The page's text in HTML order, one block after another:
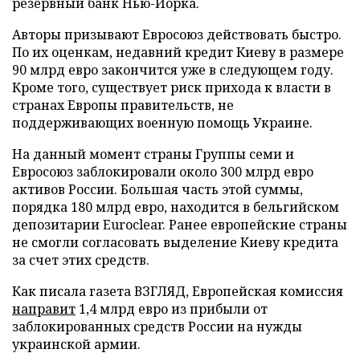
Авторы призывают Евросоюз действовать быстро.
По их оценкам, недавний кредит Киеву в размере
90 млрд евро закончится уже в следующем году.
Кроме того, существует риск прихода к власти в
странах Европы правительств, не
поддерживающих военную помощь Украине.
На данный момент страны Группы семи и
Евросоюз заблокировали около 300 млрд евро
активов России. Большая часть этой суммы,
порядка 180 млрд евро, находится в бельгийском
депозитарии Euroclear. Ранее европейские страны
не смогли согласовать выделение Киеву кредита
за счет этих средств.
Как писала газета ВЗГЛЯД, Европейская комиссия
направит 1,4 млрд евро из прибыли от
заблокированных средств России на нужды
украинской армии.